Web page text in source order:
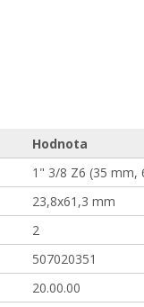
Hodnota
1" 3/8 Z6 (35 mm,
23,8x61,3 mm
2
507020351
20.00.00